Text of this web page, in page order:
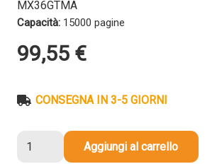
MX36GTMA
Capacità: 15000 pagine
99,55 €
CONSEGNA IN 3-5 GIORNI
Aggiungi al carrello